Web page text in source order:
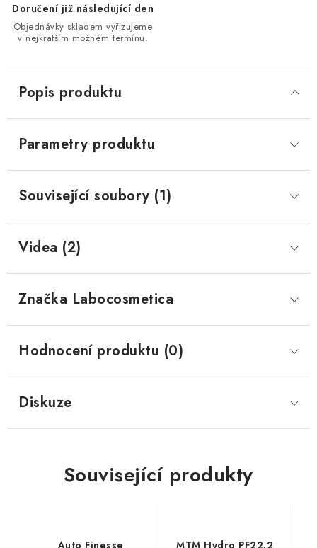
Doručení již následující den
Objednávky skladem vyřizujeme
v nejkratším možném termínu.
Popis produktu
Parametry produktu
Související soubory (1)
Videa (2)
Značka Labocosmetica
Hodnocení produktu (0)
Diskuze
Související produkty
Auto Finesse MTM Hydro PF22.2